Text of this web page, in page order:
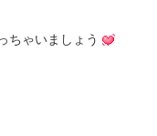
ちゃいましょう